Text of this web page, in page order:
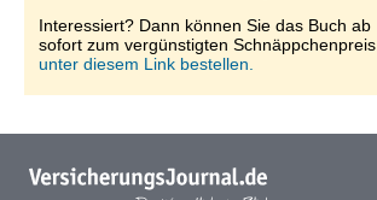
Interessiert? Dann können Sie das Buch ab
sofort zum vergünstigten Schnäppchenpreis
unter diesem Link bestellen.